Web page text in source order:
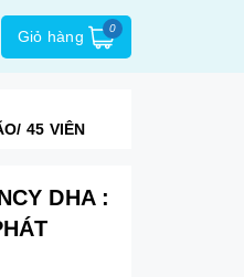
Giỏ hàng 0
45 VIÊN
DHA :